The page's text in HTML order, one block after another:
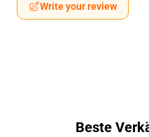
Write your review
Beste